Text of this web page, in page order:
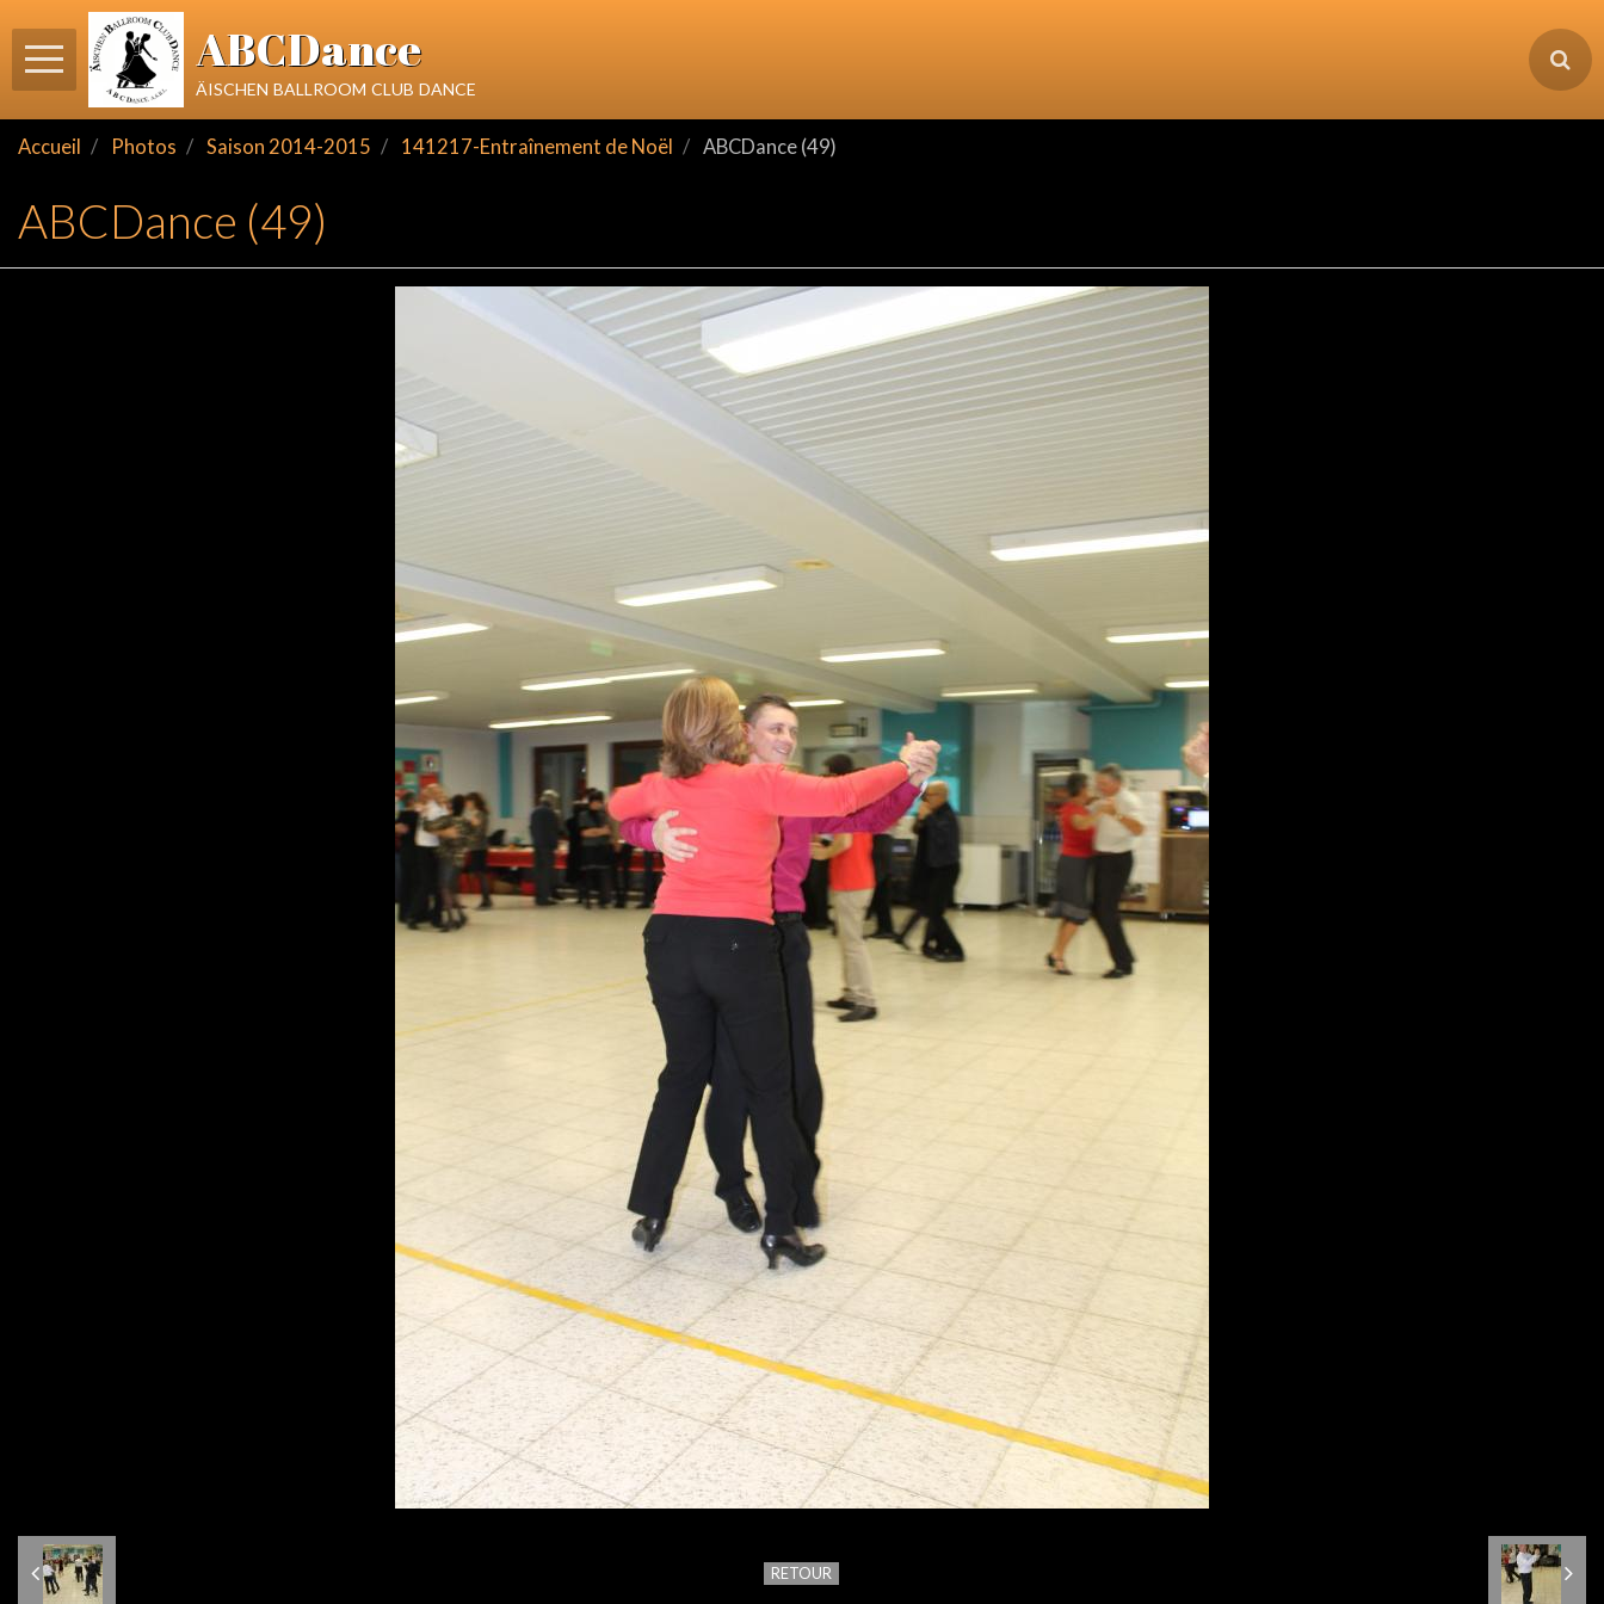
ABCDance
äischen ballroom club dance
Accueil Photos Saison 2014-2015 141217-Entraînement de Noël ABCDance (49)
ABCDance (49)
RETOUR